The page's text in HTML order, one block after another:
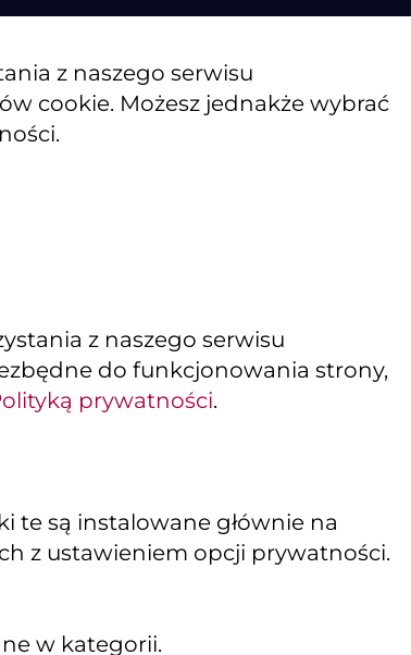
z naszego serwisu
cookie. Możesz jednakże wybrać
z naszego serwisu
do funkcjonowania strony,
prywatności.
te są instalowane głównie na
z ustawieniem opcji prywatności.
w kategorii.